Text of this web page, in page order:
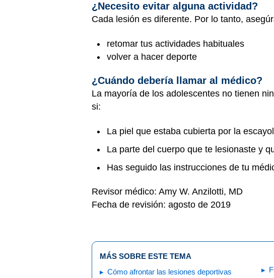
¿Necesito evitar alguna actividad?
Cada lesión es diferente. Por lo tanto,
retomar tus actividades habituales
volver a hacer deporte
¿Cuándo debería llamar al médico?
La mayoría de los adolescentes no tienen
si:
La piel que estaba cubierta por la
La parte del cuerpo que te lesionaste y
Has seguido las instrucciones de tu
Revisor médico: Amy W. Anzilotti, MD
Fecha de revisión: agosto de 2019
MÁS SOBRE ESTE TEMA
Cómo afrontar las lesiones deportivas